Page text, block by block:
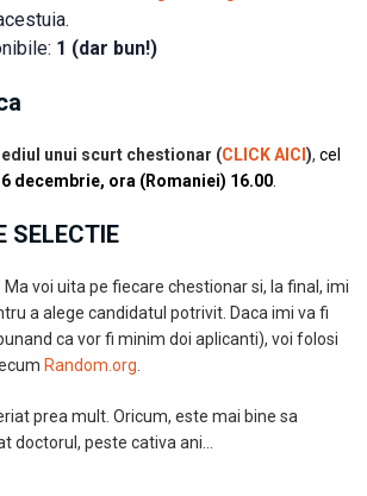
1 (dar bun!)
unui scurt chestionar (CLICK AICI ), cel
decembrie, ora (Romaniei) 16.00
SELECTIE
. Ma voi uita pe fiecare chestionar si, la final, imi
a alege candidatul potrivit. Daca imi va fi
ca vor fi minim doi aplicanti), voi folosi
Random.org
prea mult. Oricum, este mai bine sa
doctorul, peste cativa ani…